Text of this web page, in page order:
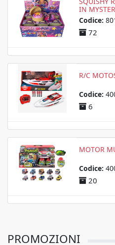
IN
Codice:
72
R/C
Codice:
6
MOTOR
Codice:
20
PROMOZIONI